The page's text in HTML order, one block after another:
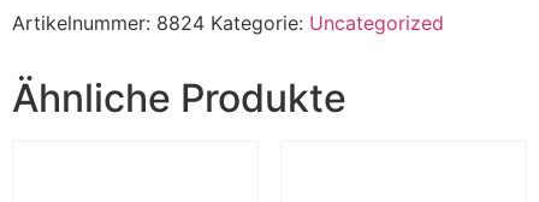
Artikelnummer: 8824 Kategorie: Uncategorized
Ähnliche Produkte